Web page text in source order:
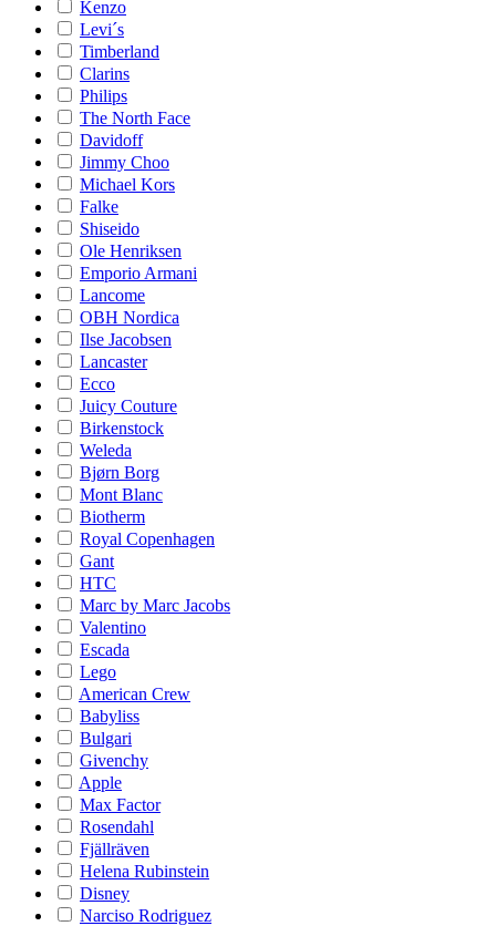
Kenzo
Levi´s
Timberland
Clarins
Philips
The North Face
Davidoff
Jimmy Choo
Michael Kors
Falke
Shiseido
Ole Henriksen
Emporio Armani
Lancome
OBH Nordica
Ilse Jacobsen
Lancaster
Ecco
Juicy Couture
Birkenstock
Weleda
Bjørn Borg
Mont Blanc
Biotherm
Royal Copenhagen
Gant
HTC
Marc by Marc Jacobs
Valentino
Escada
Lego
American Crew
Babyliss
Bulgari
Givenchy
Apple
Max Factor
Rosendahl
Fjällräven
Helena Rubinstein
Disney
Narciso Rodriguez